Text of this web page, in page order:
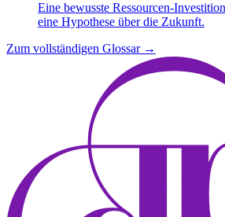
Eine bewusste Ressourcen-
eine Hypothese über die Zukunft.
Zum vollständigen Glossar→